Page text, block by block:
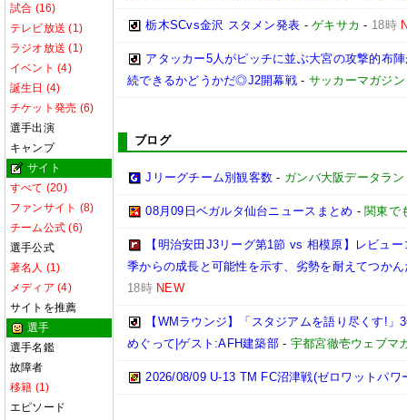
試合 (16)
テレビ放送 (1)
ラジオ放送 (1)
イベント (4)
誕生日 (4)
チケット発売 (6)
選手出演
キャンプ
サイト
すべて (20)
ファンサイト (8)
チーム公式 (6)
選手公式
著名人 (1)
メディア (4)
サイトを推薦
選手
選手名鑑
故障者
移籍 (1)
エピソード
栃木SCvs金沢 スタメン発表 -ゲキサカ - 18時
アタッカー5人がピッチに並ぶ大宮の攻撃的布
続できるかどうかだ◎J2開幕戦 - サッカーマガジン
ブログ
Jリーグチーム別観客数 - ガンバ大阪データラ
08月09日ベガルタ仙台ニュースまとめ - 関東で
【明治安田J3リーグ第1節 vs 相模原】レビュ
季からの成長と可能性を示す、劣勢を耐えてつか
18時 NEW
【WMラウンジ】「スタジアムを語り尽くす!
めぐって|ゲスト:AFH建築部 - 宇都宮徹壱ウェブマ
2026/08/09 U-13 TM FC沼津戦(ゼロワットパワ